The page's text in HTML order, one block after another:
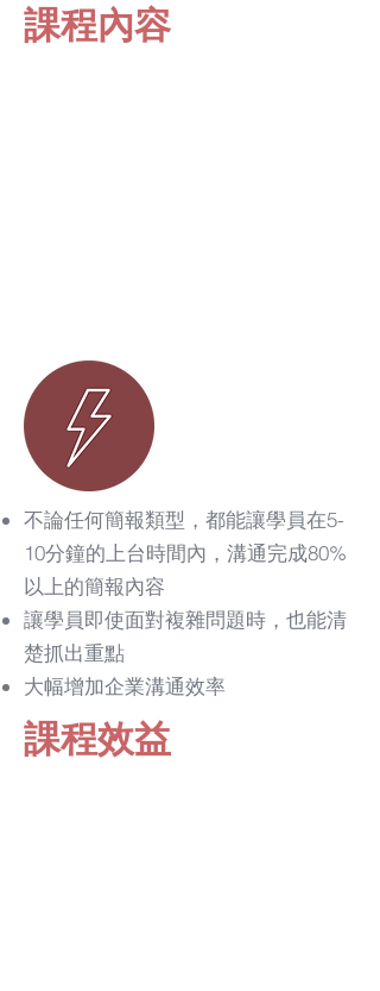
​課程內容
不論任何簡報類型，都能讓學員在5-
10分鐘的上台時間內，溝通完成80%
以上的簡報內容
讓學員即使面對複雜問題時，也能清
楚抓出重點
​大幅增加企業溝通效率
​課程效益